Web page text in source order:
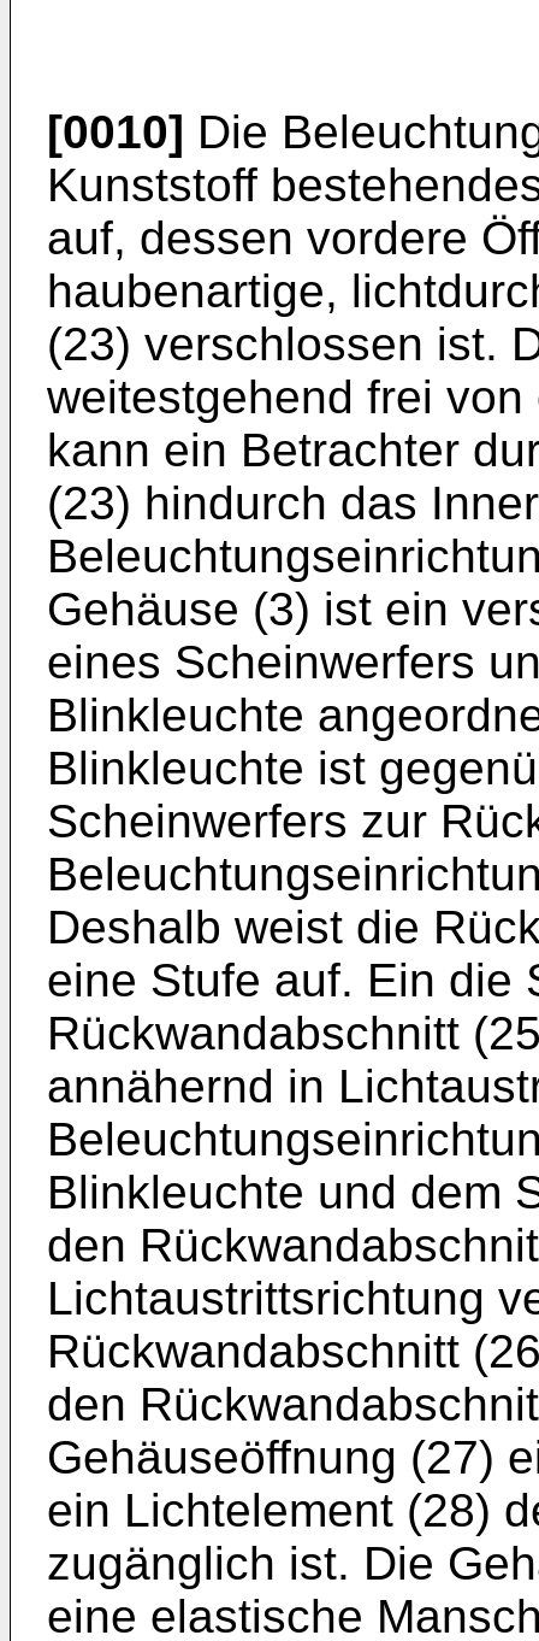
[0010] Die
Kunststoff
auf, dessen vordere
haubenartige,
(23) verschlossen ist.
weitestgehend frei
kann ein Betrachter
(23) hindurch das
Gehäuse (3) ist ein
eines Scheinwerfers
Blinkleuchte
Blinkleuchte ist
Scheinwerfers zur
Deshalb weist die
eine Stufe auf. Ein die
Rückwandabschnitt
annähernd in
Blinkleuchte und dem
den
Lichtaustrittsrichtung
Rückwandabschnitt
den
Gehäuseöffnung (27)
ein Lichtelement (28)
zugänglich ist. Die
eine elastische